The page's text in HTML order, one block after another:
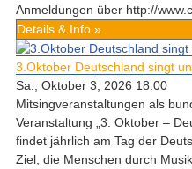
Anmeldungen über http://
Details & Info »
3.Oktober Deutschland singt
Sa., Oktober 3, 2026 18:00
Mitsingveranstaltungen als
Veranstaltung „3. Oktober –
findet jährlich am Tag der
Ziel, die Menschen durch